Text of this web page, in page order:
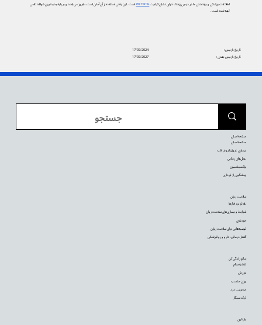
اطلاعات پزشکی و بهداشتی ما در دیجی‌پزشک دارای نشان کیفیتPIF TICKاست. این یعنی استفاده از آن آسان است، به‌روز می‌باشد و بر پایه جدیدترین شواهد علمی
تهیه شده است.
17/07/2024
تاریخ بازبینی:
17/07/2027
تاریخ بازبینی بعدی:
بارداری
سالم زندگی کن
تغذیه سالم
ورزش
وزن مناسب
مدیریت درد
ترک سیگار
سلامت روان
علائم و رفتارها
شرایط و بیماری‌های سلامت روان
خودیاری
توصیه‌‌هایی برای سلامت روان
گفتار درمانی، دارو و روانپزشکی
صفحه اصلی
صفحه اصلی
بیماری عروق کرونر قلب
عمل‌های زیبایی
واکسیناسیون
پیشگیری از بارداری